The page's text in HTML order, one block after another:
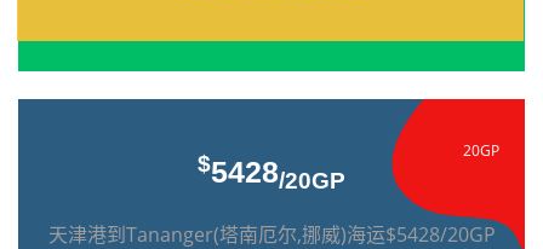
20GP
$5428/20GP
天津港到Tananger(塔南厄尔,挪威)海运$5428/20GP